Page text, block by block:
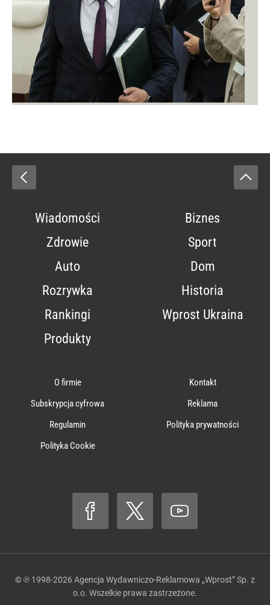
Wiadomości
Biznes
Zdrowie
Sport
Auto
Dom
Rozrywka
Historia
Rankingi
Wprost Ukraina
Produkty
O firmie
Kontakt
Subskrypcja cyfrowa
Reklama
Regulamin
Polityka prywatności
Polityka Cookie
© ℗ 1998-2026 Agencja Wydawniczo-Reklamowa „Wprost” Sp. z
o.o. Wszelkie prawa zastrzeżone.